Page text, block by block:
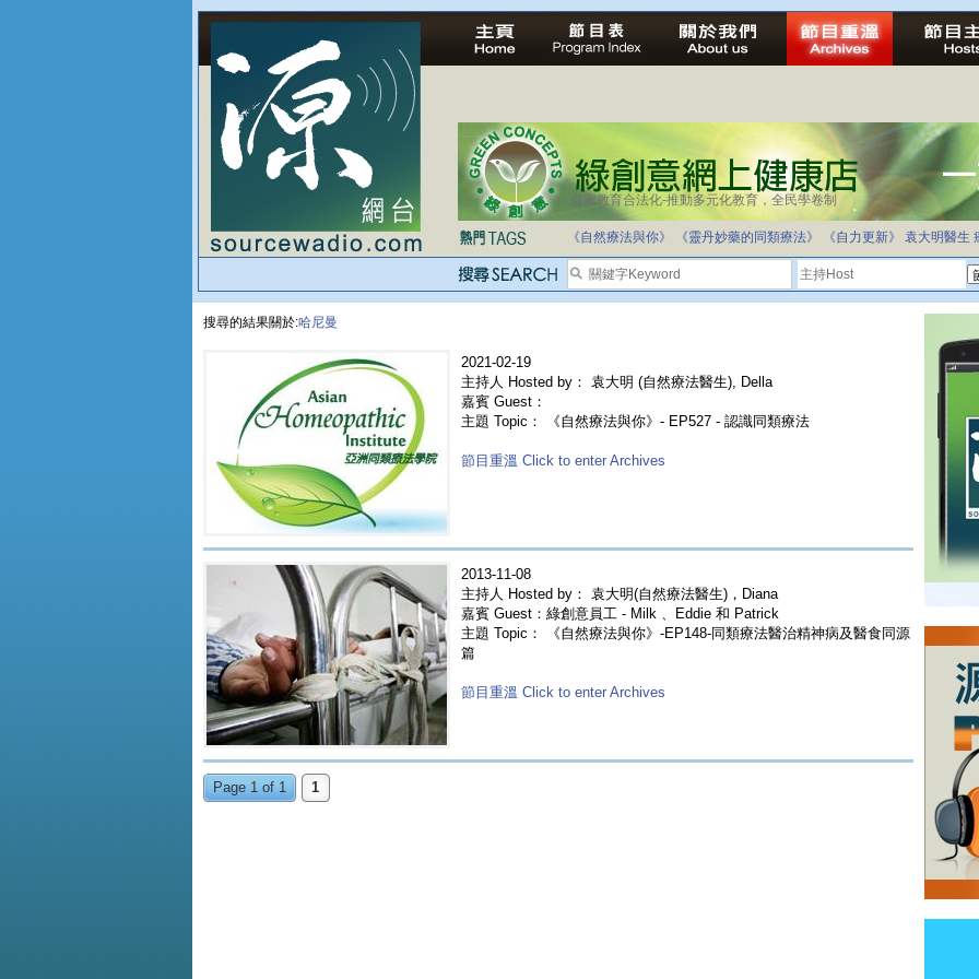
自家教育合法化-推動多元化教育，全民學卷制
《自然療法與你》 《靈丹妙藥的同類療法》 《自力更新》 袁大明醫生
搜尋的結果關於:哈尼曼
2021-02-19
主持人 Hosted by： 袁大明 (自然療法醫生), Della
嘉賓 Guest：
主題 Topic： 《自然療法與你》- EP527 - 認識同類療法
節目重溫 Click to enter Archives
2013-11-08
主持人 Hosted by： 袁大明(自然療法醫生)，Diana
嘉賓 Guest：綠創意員工 - Milk 、Eddie 和 Patrick
主題 Topic： 《自然療法與你》-EP148-同類療法醫治精神病及醫食同源
篇
節目重溫 Click to enter Archives
Page 1 of 1 1